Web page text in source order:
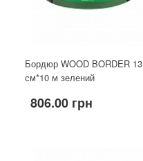
Бордюр WOOD BORDER 13
см*10 м зелений
806.00 грн